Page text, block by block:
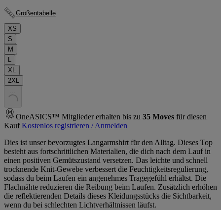
Größentabelle
XS
S
M
L
XL
2XL
. . .
OneASICS™ Mitglieder erhalten bis zu 35 Moves für diesen
Kauf Kostenlos registrieren / Anmelden
Dies ist unser bevorzugtes Langarmshirt für den Alltag. Dieses Top
besteht aus fortschrittlichen Materialien, die dich nach dem Lauf in
einen positiven Gemütszustand versetzen. Das leichte und schnell
trocknende Knit-Gewebe verbessert die Feuchtigkeitsregulierung,
sodass du beim Laufen ein angenehmes Tragegefühl erhältst. Die
Flachnähte reduzieren die Reibung beim Laufen. Zusätzlich erhöhen
die reflektierenden Details dieses Kleidungsstücks die Sichtbarkeit,
wenn du bei schlechten Lichtverhältnissen läufst.